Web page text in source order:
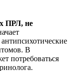
ПРЛ, не
В
потребоваться